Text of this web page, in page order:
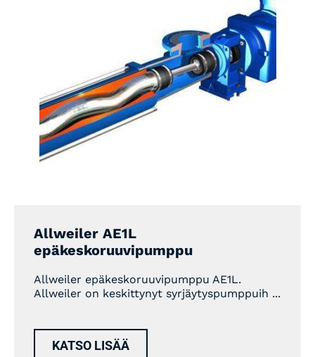
Allweiler AE1L
epäkeskoruuvipumppu
Allweiler epäkeskoruuvipumppu AE1L.
Allweiler on keskittynyt syrjäytyspumppuih ...
KATSO LISÄÄ